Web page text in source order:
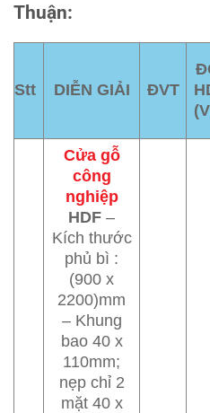
Thuận:
Stt DIỄN GIẢI ĐVT
Cửa gỗ
công
nghiệp
HDF –
Kích thước
phủ bì :
(900 x
2200)mm
– Khung
bao 40 x
110mm;
nẹp chỉ 2
mặt 40 x